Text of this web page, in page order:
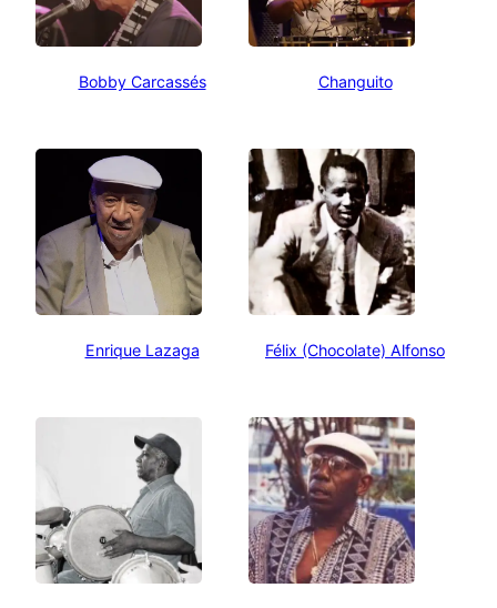
Bobby Carcassés Changuito
Enrique Lazaga Félix (Chocolate) Alfonso